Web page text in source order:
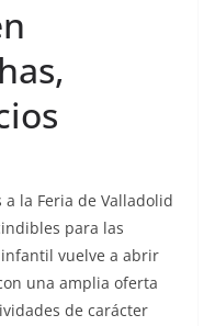
la Feria de Valladolid
para las
vuelve a abrir
una amplia oferta
de carácter